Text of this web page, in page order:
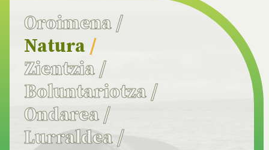
Oroimena /
Natura /
Zientzia/
Boluntariotza/
Ondarea /
Lurraldea/